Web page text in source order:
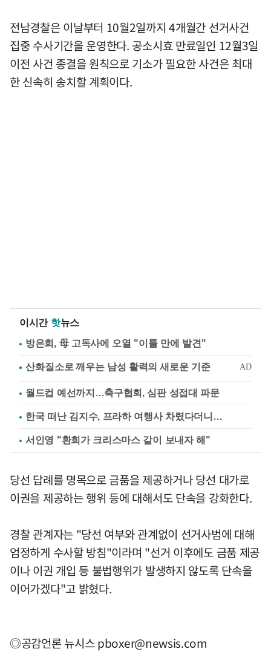
전남경찰은 이날부터 10월2일까지 4개월간 선거사건
집중 수사기간을 운영한다. 공소시효 만료일인 12월3일
이전 사건 종결을 원칙으로 기소가 필요한 사건은 최대
한 신속히 송치할 계획이다.
이시간 핫뉴스
방은희, 母 고독사에 오열 "이틀 만에 발견"
월드컵 예선까지…축구협회, 심판 성접대 파문
한국 떠난 김지수, 프라하 여행사 차렸다더니…
서인영 "환희가 크리스마스 같이 보내자 해"
당선 답례를 명목으로 금품을 제공하거나 당선 대가로
이권을 제공하는 행위 등에 대해서도 단속을 강화한다.
경찰 관계자는 "당선 여부와 관계없이 선거사범에 대해
엄정하게 수사할 방침"이라며 "선거 이후에도 금품 제공
이나 이권 개입 등 불법행위가 발생하지 않도록 단속을
이어가겠다"고 밝혔다.
◎공감언론 뉴시스pboxer@newsis.com